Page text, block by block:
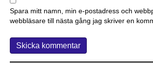
Spara mitt namn, min e-postadress och
webbläsare till nästa gång jag skriver en